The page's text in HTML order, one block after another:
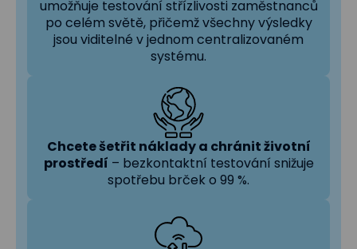
umožňuje testování střízlivosti zaměstnanců
po celém světě, přičemž všechny výsledky
jsou viditelné v jednom centralizovaném
systému.
Chcete šetřit náklady a chránit životní
prostředí – bezkontaktní testování snižuje
spotřebu brček o 99 %.